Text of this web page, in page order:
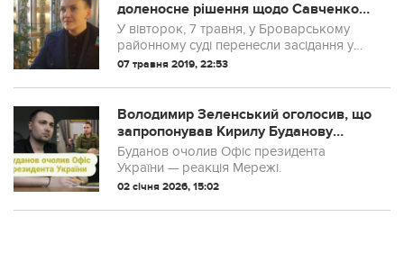
доленосне рішення щодо Савченко…
У вівторок, 7 травня, у Броварському
районному суді перенесли засідання у
справі народного депутата Надії
визволення полонених Володимира
Рубана через неяв...
07 травня 2019, 22:53
Володимир Зеленський оголосив, що
запропонував Кирилу Буданову
крісло керівника Офісу президента.
Буданов очолив Офіс президента
України — реакція Мережі.
02 січня 2026, 15:02